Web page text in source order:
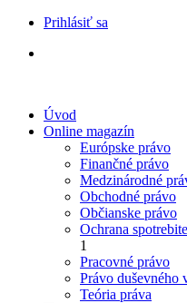
Prihlásiť sa
Úvod
Online magazín
Európske právo
Finančné právo
Medzinárodné
Obchodné právo
Občianske právo
Ochrana
1
Pracovné právo
Právo duševného
Teória práva